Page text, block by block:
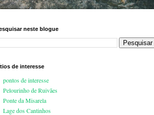
neste blogue
de interesse
pontos de interesse
Pelourinho de Ruivães
Ponte da Misarela
Lage dos Cantinhos